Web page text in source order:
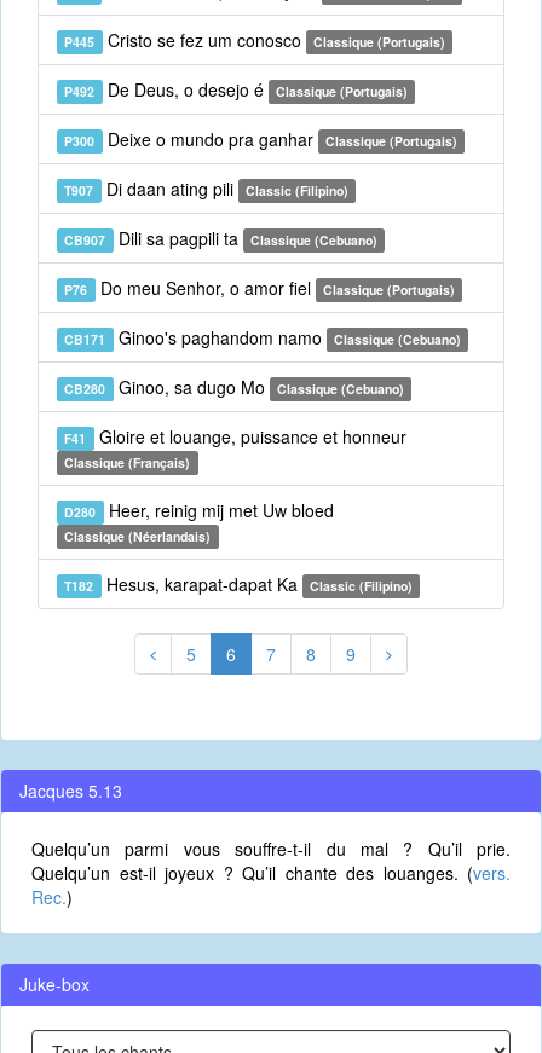
P445 Cristo se fez um conosco Classique (Portugais)
P492 De Deus, o desejo é Classique (Portugais)
P300 Deixe o mundo pra ganhar Classique (Portugais)
T907 Di daan ating pili Classic (Filipino)
CB907 Dili sa pagpili ta Classique (Cebuano)
P76 Do meu Senhor, o amor fiel Classique (Portugais)
CB171 Ginoo's paghandom namo Classique (Cebuano)
CB280 Ginoo, sa dugo Mo Classique (Cebuano)
F41 Gloire et louange, puissance et honneur
Classique (Français)
D280 Heer, reinig mij met Uw bloed
Classique (Néerlandais)
T182 Hesus, karapat-dapat Ka Classic (Filipino)
5 6 7 8 9
Jacques 5.13
Quelqu’un parmi vous souffre-t-il du mal ? Qu’il prie.
Quelqu’un est-il joyeux ? Qu’il chante des louanges. (vers.
Rec.)
Juke-box